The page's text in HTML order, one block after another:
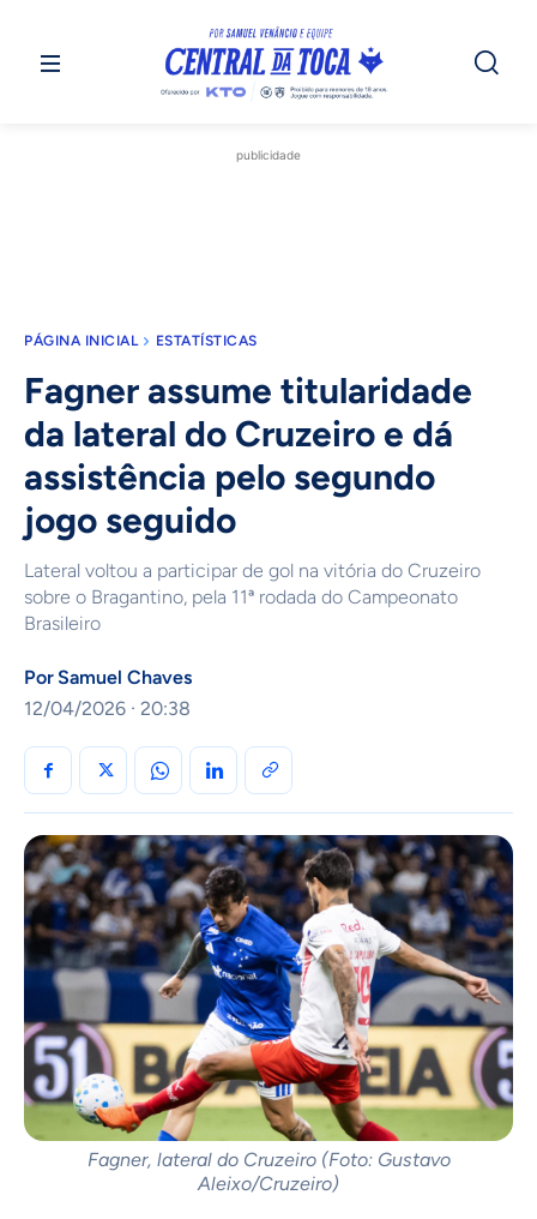
publicidade
PÁGINA INICIAL ESTATÍSTICAS
Fagner assume titularidade
da lateral do Cruzeiro e dá
assistência pelo segundo
jogo seguido
Lateral voltou a participar de gol na vitória do Cruzeiro
sobre o Bragantino, pela 11ª rodada do Campeonato
Brasileiro
Por Samuel Chaves
12/04/2026 · 20:38
Fagner, lateral do Cruzeiro (Foto: Gustavo
Aleixo/Cruzeiro)